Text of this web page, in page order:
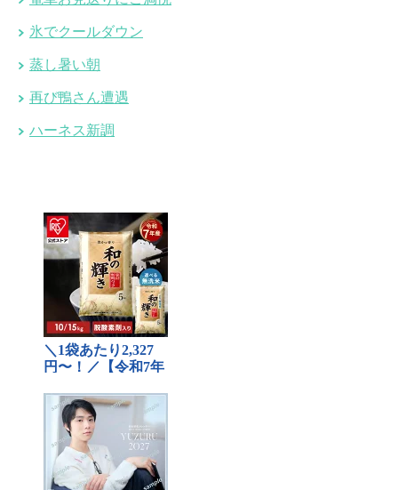
氷でクールダウン
蒸し暑い朝
再び鴨さん遭遇
ハーネス新調